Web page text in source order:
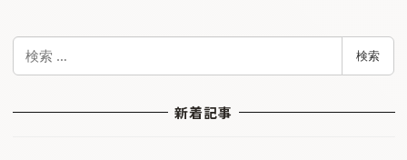
検索
新着記事